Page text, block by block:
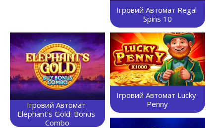
Ігровий Автомат Regal
Spins 10
Ігровий Автомат
Elephant's Gold: Bonus
Combo
Ігровий Автомат Lucky
Penny